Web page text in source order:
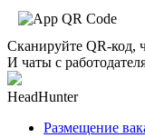
Сканируйте QR-код,
И чаты с
HeadHunter
Размещение